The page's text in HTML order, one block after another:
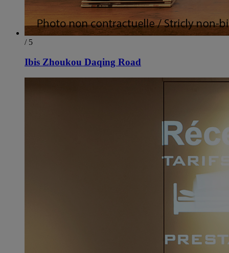
/ 5
Ibis Zhoukou Daqing Road